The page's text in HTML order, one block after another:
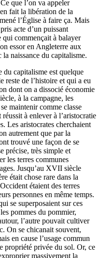
que l’on va appeler
fait la libération de la
l’Église à faire ça. Mais
acte d’un puissant
commençait à balayer
essor en Angleterre aux
naissance du capitalisme.
du capitalisme est quelque
reste de l’histoire et qui a eu
dont on a dissocié économie
à la campagne, les
maintenir comme classe
à enlever à l’aristocratie
Les aristocrates cherchaient
autrement que par la
trouvé une façon de se
précise, très simple et
les terres communes
Jusqu’au XVII siècle
était chose rare dans la
étaient des terres
personnes en même temps.
se superposaient sur ces
pommes du pommier,
l’autre pouvait cultiver
On se chicanait souvent,
en cause l’usage commun
propriété privée du sol. Or, ce
massivement la